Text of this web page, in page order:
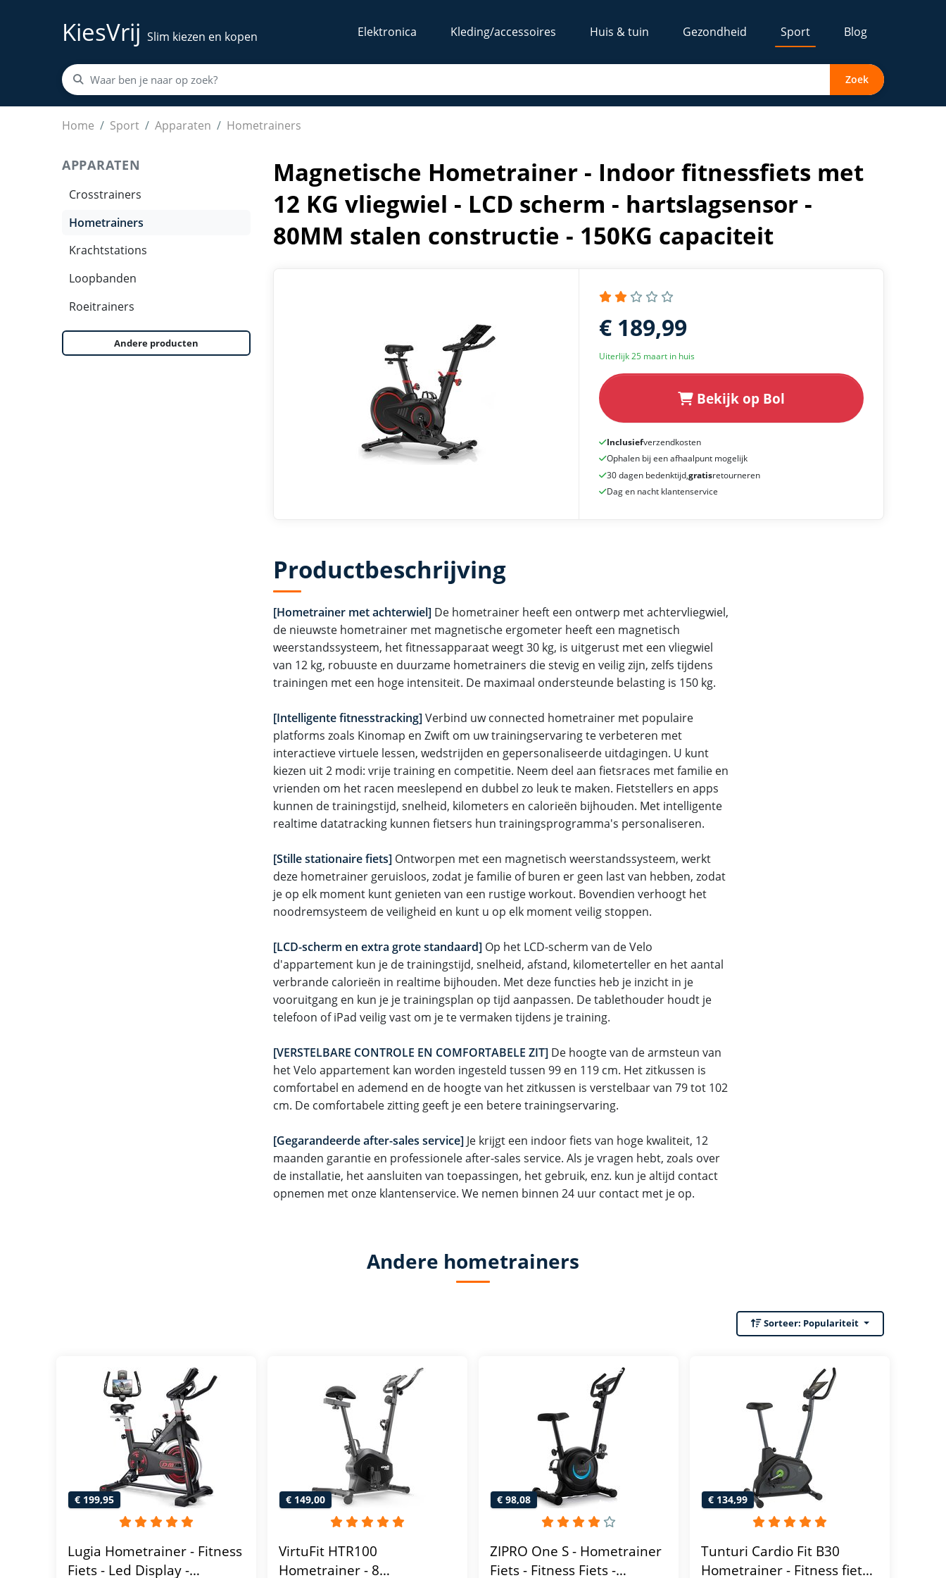
KiesVrij Slim kiezen en kopen Elektronica Kleding/accessoires Huis & tuin Gezondheid Sport Blog
Zoek
Home Sport Apparaten Hometrainers
Magnetische Hometrainer - Indoor fitnessfiets met 12 KG vliegwiel - LCD scherm - hartslagsensor - 80MM stalen constructie - 150KG capaciteit
APPARATEN
Crosstrainers
Hometrainers
Krachtstations
Loopbanden
Roeitrainers
Andere producten
Magnetische Hometrainer - Indoor fitnessfiets met
12 KG vliegwiel - LCD scherm - hartslagsensor -
80MM stalen constructie - 150KG capaciteit
€ 189,99
Uiterlijk 25 maart in huis
Bekijk op Bol
Inclusiefverzendkosten
Ophalen bij een afhaalpunt mogelijk
30 dagen bedenktijd,gratisretourneren
Dag en nacht klantenservice
Productbeschrijving
[Hometrainer met achterwiel] De hometrainer heeft een ontwerp met achtervliegwiel,
de nieuwste hometrainer met magnetische ergometer heeft een magnetisch
weerstandssysteem, het fitnessapparaat weegt 30 kg, is uitgerust met een vliegwiel
van 12 kg, robuuste en duurzame hometrainers die stevig en veilig zijn, zelfs tijdens
trainingen met een hoge intensiteit. De maximaal ondersteunde belasting is 150 kg.
[Intelligente fitnesstracking] Verbind uw connected hometrainer met populaire
platforms zoals Kinomap en Zwift om uw trainingservaring te verbeteren met
interactieve virtuele lessen, wedstrijden en gepersonaliseerde uitdagingen. U kunt
kiezen uit 2 modi: vrije training en competitie. Neem deel aan fietsraces met familie en
vrienden om het racen meeslepend en dubbel zo leuk te maken. Fietstellers en apps
kunnen de trainingstijd, snelheid, kilometers en calorieën bijhouden. Met intelligente
realtime datatracking kunnen fietsers hun trainingsprogramma's personaliseren.
[Stille stationaire fiets] Ontworpen met een magnetisch weerstandssysteem, werkt
deze hometrainer geruisloos, zodat je familie of buren er geen last van hebben, zodat
je op elk moment kunt genieten van een rustige workout. Bovendien verhoogt het
noodremsysteem de veiligheid en kunt u op elk moment veilig stoppen.
[LCD-scherm en extra grote standaard] Op het LCD-scherm van de Velo
d'appartement kun je de trainingstijd, snelheid, afstand, kilometerteller en het aantal
verbrande calorieën in realtime bijhouden. Met deze functies heb je inzicht in je
vooruitgang en kun je je trainingsplan op tijd aanpassen. De tablethouder houdt je
telefoon of iPad veilig vast om je te vermaken tijdens je training.
[VERSTELBARE CONTROLE EN COMFORTABELE ZIT] De hoogte van de armsteun van
het Velo appartement kan worden ingesteld tussen 99 en 119 cm. Het zitkussen is
comfortabel en ademend en de hoogte van het zitkussen is verstelbaar van 79 tot 102
cm. De comfortabele zitting geeft je een betere trainingservaring.
[Gegarandeerde after-sales service] Je krijgt een indoor fiets van hoge kwaliteit, 12
maanden garantie en professionele after-sales service. Als je vragen hebt, zoals over
de installatie, het aansluiten van toepassingen, het gebruik, enz. kun je altijd contact
opnemen met onze klantenservice. We nemen binnen 24 uur contact met je op.
Andere hometrainers
Sorteer: Populariteit
€ 199,95
Lugia Hometrainer - Fitness
Fiets - Led Display -
€ 149,00
VirtuFit HTR100
Hometrainer - 8
€ 98,08
ZIPRO One S - Hometrainer
Fiets - Fitness Fiets -
€ 134,99
Tunturi Cardio Fit B30
Hometrainer - Fitness fiets